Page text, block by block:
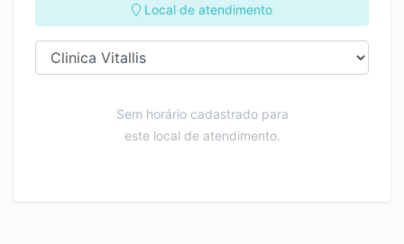
Local de atendimento
Sem horário cadastrado para
este local de atendimento.